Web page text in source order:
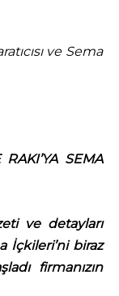
ve Sema
SEMA
ve detayları
İçkileri’ni biraz
firmanızın